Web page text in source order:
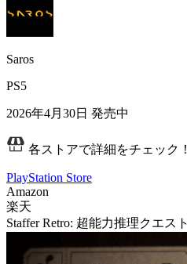
Saros
PS5
2026年4月30日 発売中
各ストアで詳細をチェック！
PlayStation Store
Amazon
楽天
Staffer Retro: 超能力推理クエスト